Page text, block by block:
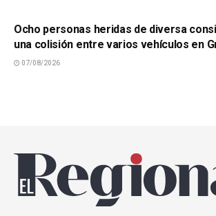
Ocho personas heridas de diversa
una colisión entre varios vehículos en
07/08/2026